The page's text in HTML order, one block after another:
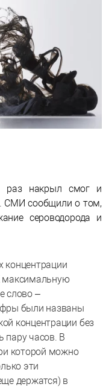
накрыл смог и
СМИ сообщили о том,
сероводорода и
концентрации
максимальную
слово –
были названы
концентрации без
пару часов. В
которой можно
эти
держатся) в